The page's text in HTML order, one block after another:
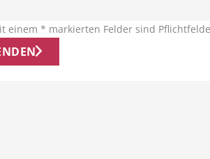
einem * markierten Felder sind